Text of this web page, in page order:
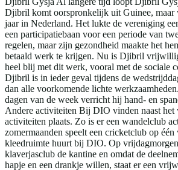
Djibril komt oorspronkelijk uit Guinee, maar
jaar in Nederland. Het lukte de vereniging
een participatiebaan voor een periode van
regelen, maar zijn gezondheid maakte het
betaald werk te krijgen. Nu is Djibril
heel blij met dit werk, vooral met de sociale
Djibril is in ieder geval tijdens de
dan alle voorkomende lichte
dagen van de week verricht hij hand- en
Andere activiteiten Bij DIO vinden naast het
activiteiten plaats. Zo is er een wandelclub
zomermaanden speelt een cricketclub op
kleedruimte huurt bij DIO. Op
klaverjasclub de kantine en omdat de
hapje en een drankje willen, staat er een